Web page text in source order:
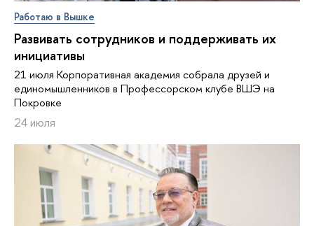
Работаю в Вышке
Развивать сотрудников и поддерживать их
инициативы
21 июля Корпоративная академия собрала друзей и
единомышленников в Профессорском клубе ВШЭ на
Покровке
24 июля